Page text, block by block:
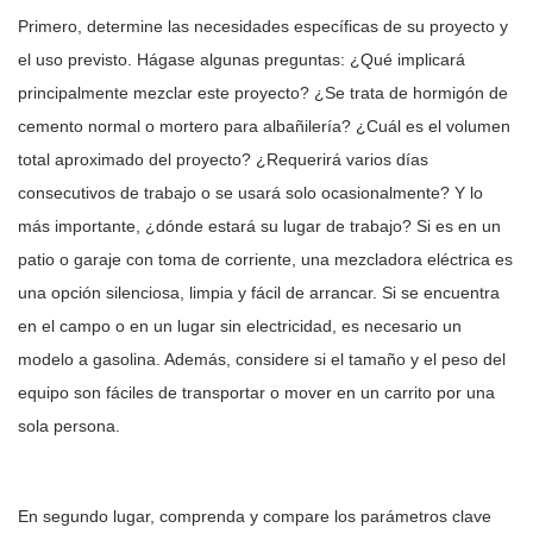
Primero, determine las necesidades específicas de su proyecto y
el uso previsto. Hágase algunas preguntas: ¿Qué implicará
principalmente mezclar este proyecto? ¿Se trata de hormigón de
cemento normal o mortero para albañilería? ¿Cuál es el volumen
total aproximado del proyecto? ¿Requerirá varios días
consecutivos de trabajo o se usará solo ocasionalmente? Y lo
más importante, ¿dónde estará su lugar de trabajo? Si es en un
patio o garaje con toma de corriente, una mezcladora eléctrica es
una opción silenciosa, limpia y fácil de arrancar. Si se encuentra
en el campo o en un lugar sin electricidad, es necesario un
modelo a gasolina. Además, considere si el tamaño y el peso del
equipo son fáciles de transportar o mover en un carrito por una
sola persona.
En segundo lugar, comprenda y compare los parámetros clave